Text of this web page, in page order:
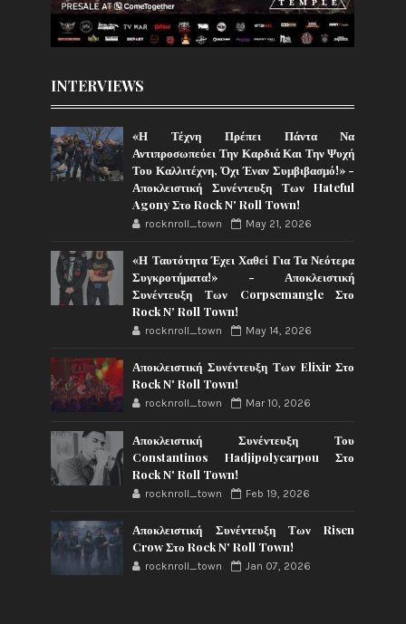
INTERVIEWS
«Η Τέχνη Πρέπει Πάντα Να
Αντιπροσωπεύει Την Καρδιά Και Την Ψυχή
Του Καλλιτέχνη, Όχι Έναν Συμβιβασμό!» -
Αποκλειστική Συνέντευξη Των Hateful
Agony Στο Rock N' Roll Town!
rocknroll_town May 21, 2026
«Η Ταυτότητα Έχει Χαθεί Για Τα Νεότερα
Συγκροτήματα!» - Αποκλειστική
Συνέντευξη Των Corpsemangle Στο
Rock N' Roll Town!
rocknroll_town May 14, 2026
Αποκλειστική Συνέντευξη Των Elixir Στο
Rock N' Roll Town!
rocknroll_town Mar 10, 2026
Αποκλειστική Συνέντευξη Του
Constantinos Hadjipolycarpou Στο
Rock N' Roll Town!
rocknroll_town Feb 19, 2026
Αποκλειστική Συνέντευξη Των Risen
Crow Στο Rock N' Roll Town!
rocknroll_town Jan 07, 2026